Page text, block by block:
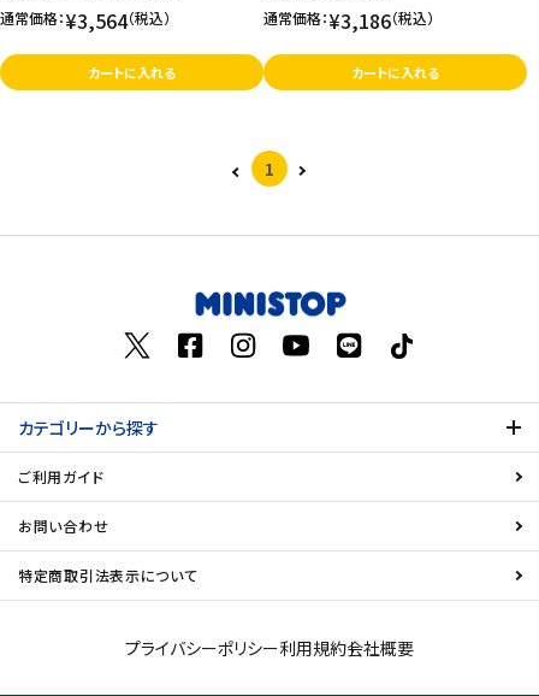
通常価格：¥3,564（税込）
カートに入れる
通常価格：¥3,186（税込）
カートに入れる
1
カテゴリーから探す
ご利用ガイド
お問い合わせ
特定商取引法表示について
プライバシーポリシー利用規約会社概要